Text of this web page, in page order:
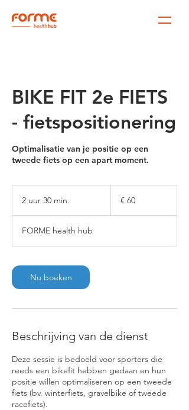
BIKE FIT 2e FIETS
- fietspositionering
Optimalisatie van je positie op een
tweede fiets op een apart moment.
2 uur 30 min.
r
3
m
i
n
€ 60
FORME health hub
Nu boeken
Beschrijving van de dienst
Deze sessie is bedoeld voor sporters die
reeds een bikefit hebben gedaan en hun
positie willen optimaliseren op een tweede
fiets (bv. winterfiets, gravelbike of tweede
racefiets).